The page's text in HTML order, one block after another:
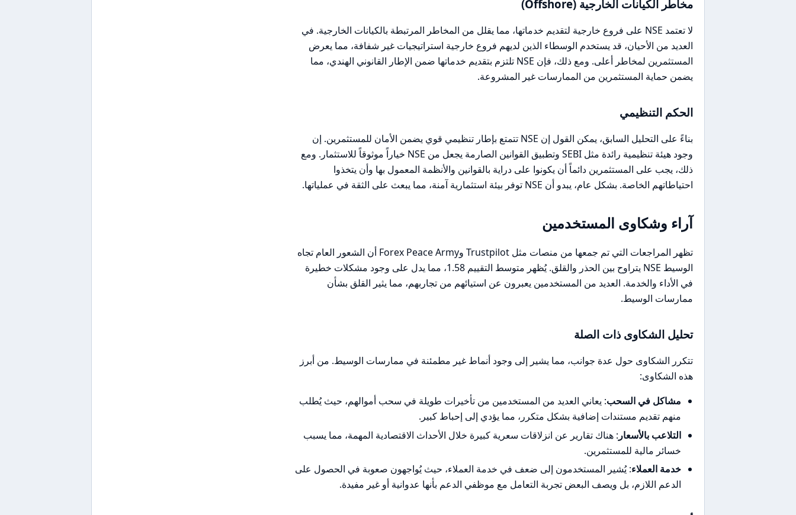
مخاطر الكيانات الخارجية (Offshore)
لا تعتمد NSE على فروع خارجية لتقديم خدماتها، مما يقلل من المخاطر المرتبطة بالكيانات الخارجية. في
العديد من الأحيان، قد يستخدم الوسطاء الذين لديهم فروع خارجية استراتيجيات غير شفافة، مما يعرض
المستثمرين لمخاطر أعلى. ومع ذلك، فإن NSE تلتزم بتقديم خدماتها ضمن الإطار القانوني الهندي، مما
يضمن حماية المستثمرين من الممارسات غير المشروعة.
الحكم التنظيمي
بناءً على التحليل السابق، يمكن القول إن NSE تتمتع بإطار تنظيمي قوي يضمن الأمان للمستثمرين. إن
وجود هيئة تنظيمية رائدة مثل SEBI وتطبيق القوانين الصارمة يجعل من NSE خياراً موثوقاً للاستثمار. ومع
ذلك، يجب على المستثمرين دائماً أن يكونوا على دراية بالقوانين والأنظمة المعمول بها وأن يتخذوا
احتياطاتهم الخاصة. بشكل عام، يبدو أن NSE توفر بيئة استثمارية آمنة، مما يبعث على الثقة في عملياتها.
آراء وشكاوى المستخدمين
تظهر المراجعات التي تم جمعها من منصات مثل Trustpilot وForex Peace Army أن الشعور العام تجاه
الوسيط NSE يتراوح بين الحذر والقلق. يُظهر متوسط التقييم 1.58، مما يدل على وجود مشكلات خطيرة
في الأداء والخدمة. العديد من المستخدمين يعبرون عن استيائهم من تجاربهم، مما يثير القلق بشأن
ممارسات الوسيط.
تحليل الشكاوى ذات الصلة
تتكرر الشكاوى حول عدة جوانب، مما يشير إلى وجود أنماط غير مطمئنة في ممارسات الوسيط. من أبرز
هذه الشكاوى:
مشاكل في السحب: يعاني العديد من المستخدمين من تأخيرات طويلة في سحب أموالهم، حيث يُطلب
منهم تقديم مستندات إضافية بشكل متكرر، مما يؤدي إلى إحباط كبير.
التلاعب بالأسعار : هناك تقارير عن انزلاقات سعرية كبيرة خلال الأحداث الاقتصادية المهمة، مما يسبب
خسائر مالية للمستثمرين.
خدمة العملاء: يُشير المستخدمون إلى ضعف في خدمة العملاء، حيث يُواجهون صعوبة في الحصول على
الدعم اللازم، بل ويصف البعض تجربة التعامل مع موظفي الدعم بأنها عدوانية أو غير مفيدة.